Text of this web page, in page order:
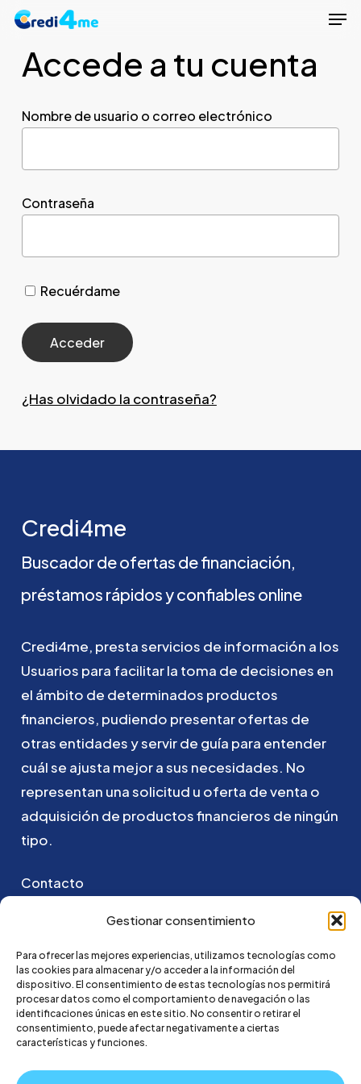
Gestionar consentimiento
Para ofrecer las mejores experiencias, utilizamos tecnologías como
las cookies para almacenar y/o acceder a la información del
dispositivo. El consentimiento de estas tecnologías nos permitirá
procesar datos como el comportamiento de navegación o las
identificaciones únicas en este sitio. No consentir o retirar el
consentimiento, puede afectar negativamente a ciertas
características y funciones.
Skip
mainAccede a tu cuenta
Nombre de usuario o correo electrónico
Contraseña
Recuérdame
¿Has olvidado la contraseña?
Credi4me
Buscadordeofertas definanciación,
préstamos rápidosyconfiables online
Credi4me, prestaservicios de información a los
Usuarios para facilitarla toma de decisiones en
el ámbito de determinados productos
financieros, pudiendo presentarofertas de
otras entidadesyservirde guía para entender
cuálse ajusta mejorasus necesidades. No
representan unasolicitud u oferta deventa o
adquisición de productosfinancieros de ningún
tipo.
Contacto
Puedes ponerte en contacto con nosotros
hola@credi4me.com